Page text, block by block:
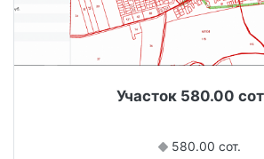
Участок 580.00
580.00 сот.